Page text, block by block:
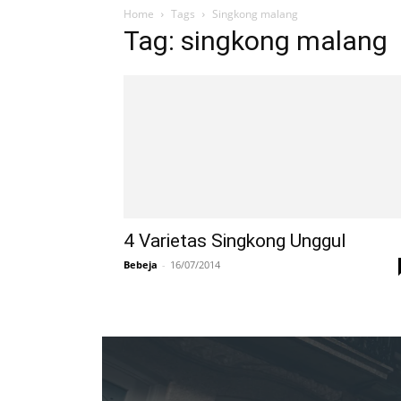
Home Tags Singkong malang
Tag: singkong malang
4 Varietas Singkong Unggul
Bebeja - 16/07/2014